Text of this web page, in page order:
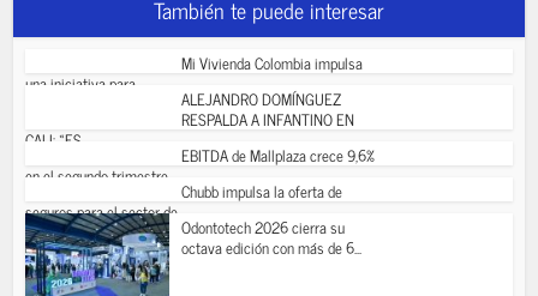
También te puede interesar
Mi Vivienda Colombia impulsa
una iniciativa para...
ALEJANDRO DOMÍNGUEZ
RESPALDA A INFANTINO EN
CALI: «ES...
EBITDA de Mallplaza crece 9,6%
en el segundo trimestre...
Chubb impulsa la oferta de
seguros para el sector de...
Odontotech 2026 cierra su
octava edición con más de 6...